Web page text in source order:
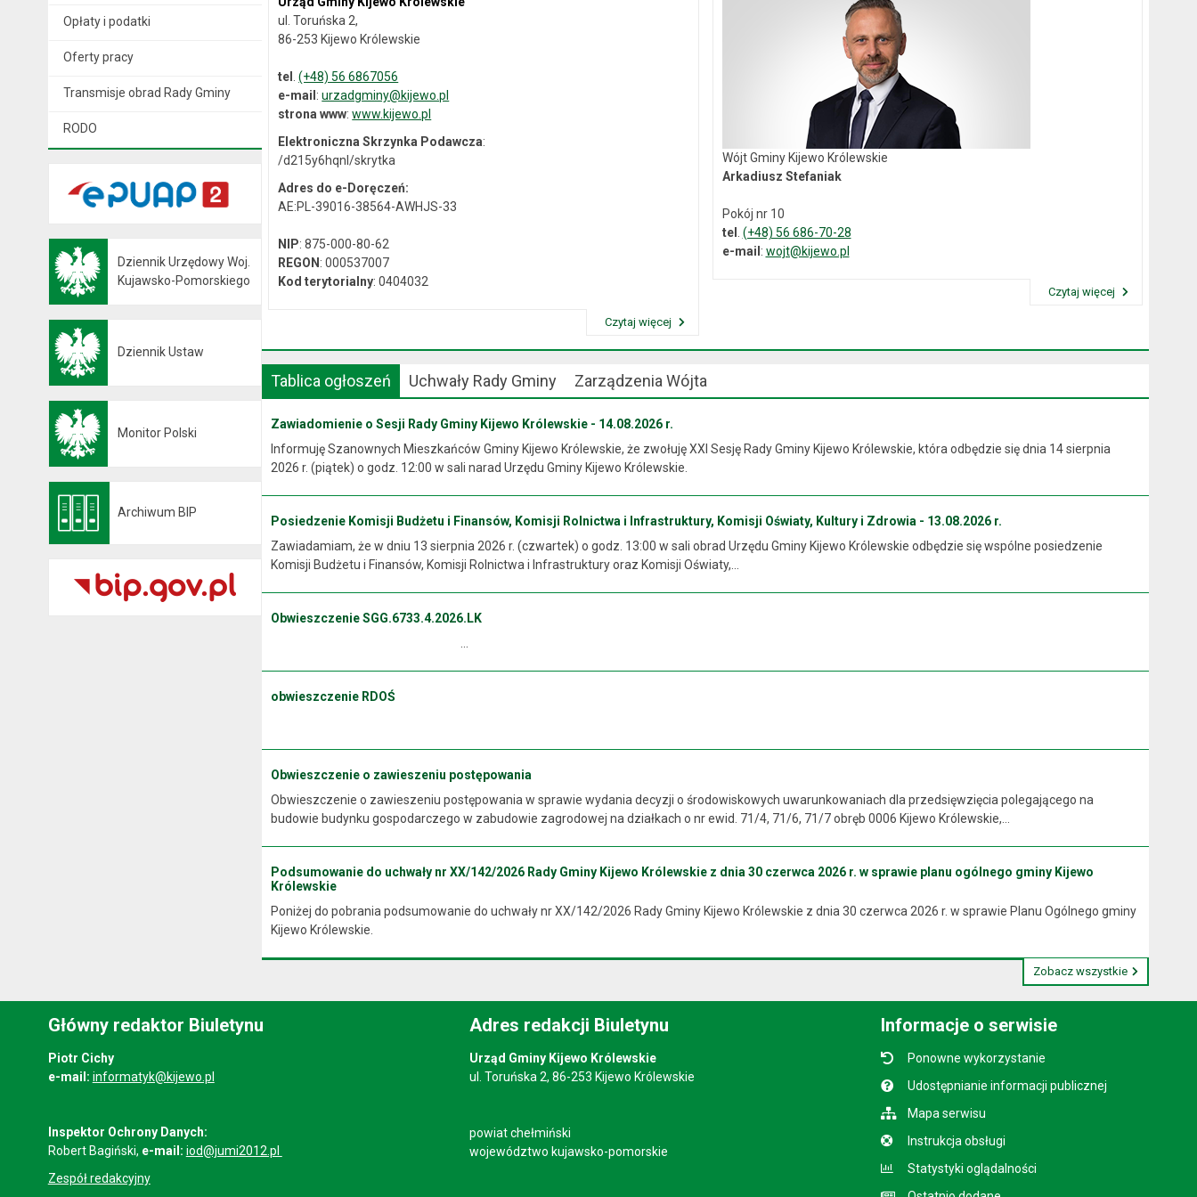
Opłaty i podatki
Oferty pracy
Transmisje obrad Rady Gminy
RODO
Dziennik Urzędowy Woj.
Kujawsko-Pomorskiego
Dziennik Ustaw
Monitor Polski
Archiwum BIP
ul. Toruńska 2,
86-253 Kijewo Królewskie
tel .(+48) 56 6867056
e-mail :urzadgminy@kijewo.pl
strona www:www.kijewo.pl
Elektroniczna Skrzynka Podawcza:
/d215y6hqnl/skrytka
Adres do e-Doręczeń:
AE:PL-39016-38564-AWHJS-33
NIP: 875-000-80-62
REGON : 000537007
Kod terytorialny: 0404032
Czytaj więcej
Wójt Gminy Kijewo Królewskie
Arkadiusz Stefaniak
Pokój nr 10
tel
(+48) 56 686-70-28
e-mail : wojt@kijewo.pl
Czytaj więcej
Tablica ogłoszeń Uchwały Rady Gminy Zarządzenia Wójta
Zawiadomienie o Sesji Rady Gminy Kijewo Królewskie - 14.08.2026 r.
Informuję Szanownych Mieszkańców Gminy Kijewo Królewskie, że zwołuję XXI Sesję Rady Gminy Kijewo Królewskie, która odbędzie się dnia 14 sierpnia
2026 r. (piątek) o godz. 12:00 w sali narad Urzędu Gminy Kijewo Królewskie.
Posiedzenie Komisji Budżetu i Finansów, Komisji Rolnictwa i Infrastruktury, Komisji Oświaty, Kultury i Zdrowia - 13.08.2026 r.
Zawiadamiam, że w dniu 13 sierpnia 2026 r. (czwartek) o godz. 13:00 w sali obrad Urzędu Gminy Kijewo Królewskie odbędzie się wspólne posiedzenie
Komisji Budżetu i Finansów, Komisji Rolnictwa i Infrastruktury oraz Komisji Oświaty,...
Obwieszczenie SGG.6733.4.2026.LK
obwieszczenie RDOŚ
Obwieszczenie o zawieszeniu postępowania
Obwieszczenie o zawieszeniu postępowania w sprawie wydania decyzji o środowiskowych uwarunkowaniach dla przedsięwzięcia polegającego na
budowie budynku gospodarczego w zabudowie zagrodowej na działkach o nr ewid. 71/4, 71/6, 71/7 obręb 0006 Kijewo Królewskie,...
Podsumowanie do uchwały nr XX/142/2026 Rady Gminy Kijewo Królewskie z dnia 30 czerwca 2026 r. w sprawie planu ogólnego gminy Kijewo
Królewskie
Poniżej do pobrania podsumowanie do uchwały nr XX/142/2026 Rady Gminy Kijewo Królewskie z dnia 30 czerwca 2026 r. w sprawie Planu Ogólnego gminy
Kijewo Królewskie.
Zobacz wszystkie
Główny redaktor Biuletynu
Piotr Cichy
e-mail: informatyk@kijewo.pl
Inspektor Ochrony Danych:
Robert Bagiński, e-mail: iod@jumi2012.pl
Zespół redakcyjny
Adres redakcji Biuletynu
Urząd Gminy Kijewo Królewskie
ul. Toruńska 2, 86-253 Kijewo Królewskie
powiat chełmiński
województwo kujawsko-pomorskie
Informacje o serwisie
Ponowne wykorzystanie
Udostępnianie informacji publicznej
Mapa serwisu
Instrukcja obsługi
Statystyki oglądalności